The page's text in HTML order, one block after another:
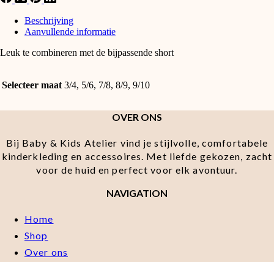
Beschrijving
Aanvullende informatie
Leuk te combineren met de bijpassende short
Selecteer maat 3/4, 5/6, 7/8, 8/9, 9/10
OVER ONS
Bij Baby & Kids Atelier vind je stijlvolle, comfortabele
kinderkleding en accessoires. Met liefde gekozen, zacht
voor de huid en perfect voor elk avontuur.
NAVIGATION
Home
Shop
Over ons